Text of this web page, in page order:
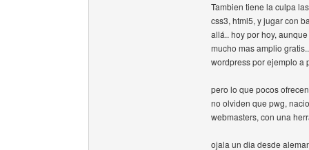
Tambien tiene la culpa
css3, html5, y jugar con
allá.. hoy por hoy,
mucho mas amplio
wordpress por ejemplo a
pero lo que pocos
no olviden que pwg,
webmasters, con una
ojala un dia desde